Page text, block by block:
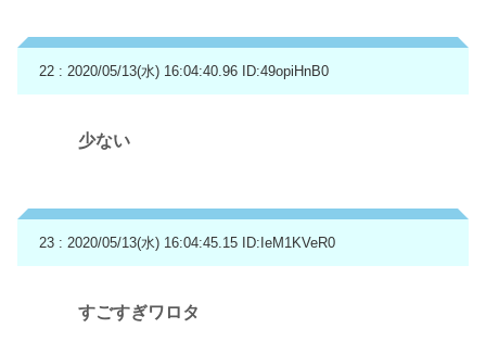
22 : 2020/05/13(水) 16:04:40.96 ID:49opiHnB0
少ない
23 : 2020/05/13(水) 16:04:45.15 ID:IeM1KVeR0
すごすぎワロタ